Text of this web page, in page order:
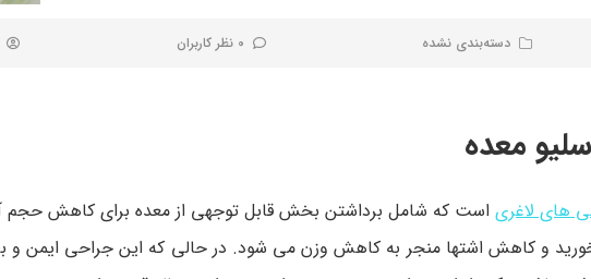
دسته‌بندی نشده 0 نظر کاربران
معده
های لاغری است که شامل برداشتن بخش قابل توجهی از معده برای کاهش
و کاهش اشتها منجر به کاهش وزن می شود. در حالی که این جراحی